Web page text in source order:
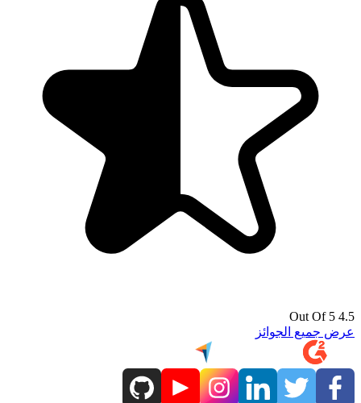
4.5 Out Of 5
عرض جميع الجوائز